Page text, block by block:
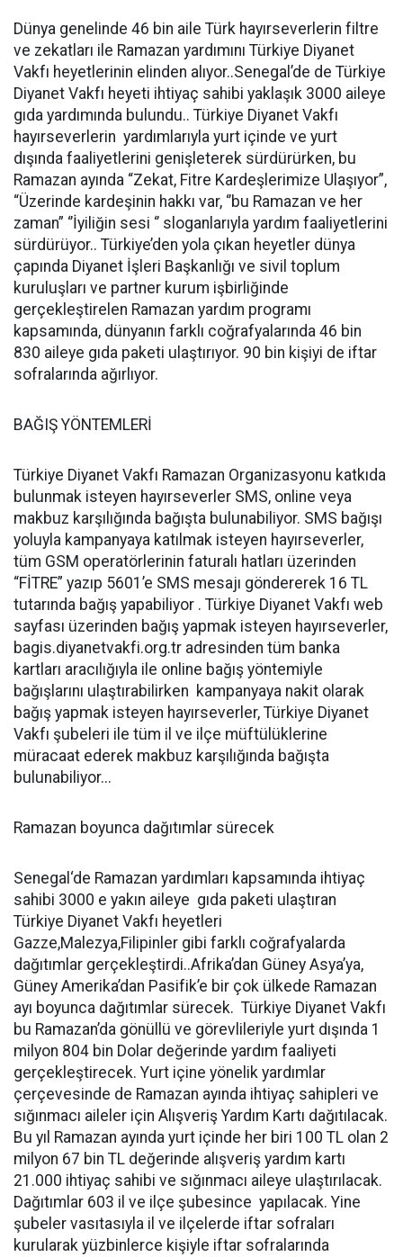
Dünya genelinde 46 bin aile Türk hayırseverlerin filtre
ve zekatları ile Ramazan yardımını Türkiye Diyanet
Vakfı heyetlerinin elinden alıyor..Senegal’de de Türkiye
Diyanet Vakfı heyeti ihtiyaç sahibi yaklaşık 3000 aileye
gıda yardımında bulundu.. Türkiye Diyanet Vakfı
hayırseverlerin yardımlarıyla yurt içinde ve yurt
dışında faaliyetlerini genişleterek sürdürürken, bu
Ramazan ayında “Zekat, Fitre Kardeşlerimize Ulaşıyor”,
“Üzerinde kardeşinin hakkı var, ‘’bu Ramazan ve her
zaman” ‘’İyiliğin sesi ‘’ sloganlarıyla yardım faaliyetlerini
sürdürüyor.. Türkiye’den yola çıkan heyetler dünya
çapında Diyanet İşleri Başkanlığı ve sivil toplum
kuruluşları ve partner kurum işbirliğinde
gerçekleştirelen Ramazan yardım programı
kapsamında, dünyanın farklı coğrafyalarında 46 bin
830 aileye gıda paketi ulaştırıyor. 90 bin kişiyi de iftar
sofralarında ağırlıyor.
BAĞIŞ YÖNTEMLERİ
Türkiye Diyanet Vakfı Ramazan Organizasyonu katkıda
bulunmak isteyen hayırseverler SMS, online veya
makbuz karşılığında bağışta bulunabiliyor. SMS bağışı
yoluyla kampanyaya katılmak isteyen hayırseverler,
tüm GSM operatörlerinin faturalı hatları üzerinden
“FİTRE” yazıp 5601’e SMS mesajı göndererek 16 TL
tutarında bağış yapabiliyor . Türkiye Diyanet Vakfı web
sayfası üzerinden bağış yapmak isteyen hayırseverler,
bagis.diyanetvakfi.org.tr adresinden tüm banka
kartları aracılığıyla ile online bağış yöntemiyle
bağışlarını ulaştırabilirken kampanyaya nakit olarak
bağış yapmak isteyen hayırseverler, Türkiye Diyanet
Vakfı şubeleri ile tüm il ve ilçe müftülüklerine
müracaat ederek makbuz karşılığında bağışta
bulunabiliyor...
Ramazan boyunca dağıtımlar sürecek
Senegal‘de Ramazan yardımları kapsamında ihtiyaç
sahibi 3000 e yakın aileye gıda paketi ulaştıran
Türkiye Diyanet Vakfı heyetleri
Gazze,Malezya,Filipinler gibi farklı coğrafyalarda
dağıtımlar gerçekleştirdi..Afrika’dan Güney Asya’ya,
Güney Amerika’dan Pasifik’e bir çok ülkede Ramazan
ayı boyunca dağıtımlar sürecek. Türkiye Diyanet Vakfı
bu Ramazan’da gönüllü ve görevlileriyle yurt dışında 1
milyon 804 bin Dolar değerinde yardım faaliyeti
gerçekleştirecek. Yurt içine yönelik yardımlar
çerçevesinde de Ramazan ayında ihtiyaç sahipleri ve
sığınmacı aileler için Alışveriş Yardım Kartı dağıtılacak.
Bu yıl Ramazan ayında yurt içinde her biri 100 TL olan 2
milyon 67 bin TL değerinde alışveriş yardım kartı
21.000 ihtiyaç sahibi ve sığınmacı aileye ulaştırılacak.
Dağıtımlar 603 il ve ilçe şubesince yapılacak. Yine
şubeler vasıtasıyla il ve ilçelerde iftar sofraları
kurularak yüzbinlerce kişiyle iftar sofralarında